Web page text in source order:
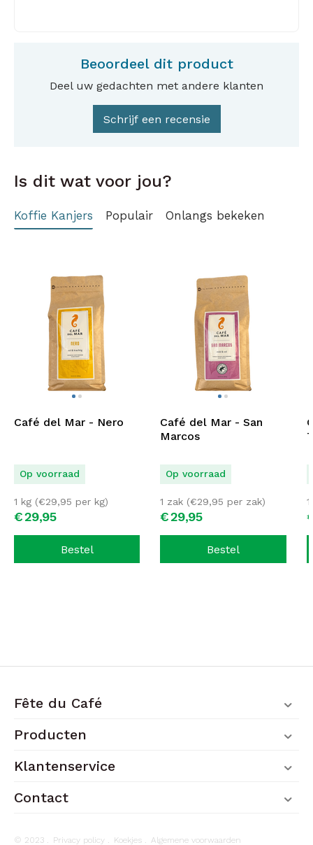
Beoordeel dit product
Deel uw gedachten met andere klanten
Schrijf een recensie
Is dit wat voor jou?
Koffie Kanjers Populair Onlangs bekeken
Café del Mar - Nero
Op voorraad
€29,95
1 kg (€29,95 per kg)
Bestel
Café del Mar - San
Marcos
Op voorraad
€29,95
1 zak (€29,95 per zak)
Bestel
Fête du Café
Producten
Klantenservice
Contact
© 2023 . Privacy policy . Koekjes . Algemene voorwaarden